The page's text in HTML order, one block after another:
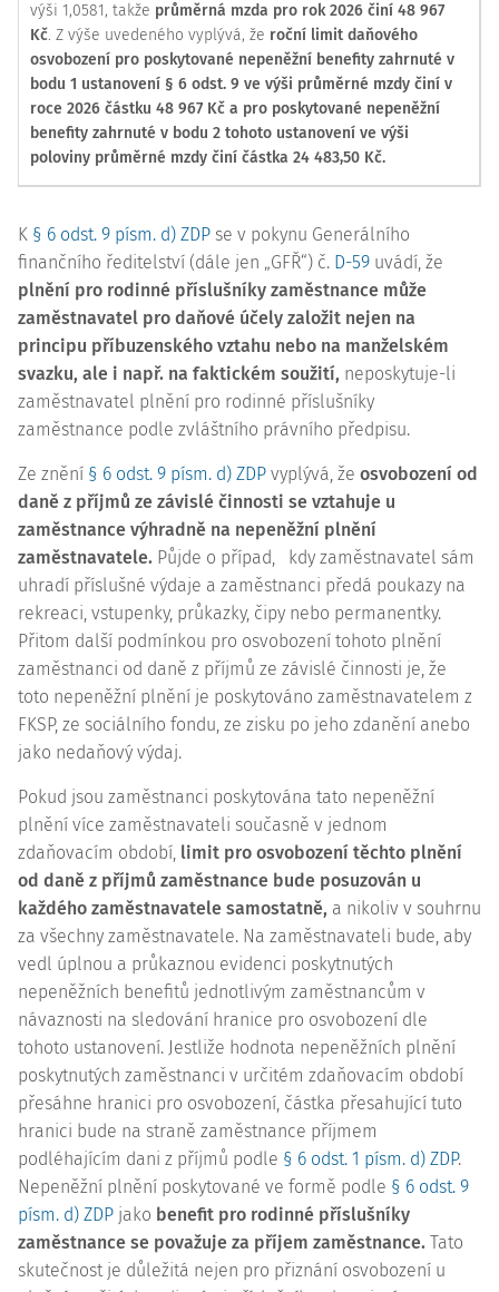
výši 1,0581, takže průměrná mzda pro rok 2026 činí 48 967
Kč. Z výše uvedeného vyplývá, že roční limit daňového
osvobození pro poskytované nepeněžní benefity zahrnuté v
bodu 1 ustanovení § 6 odst. 9 ve výši průměrné mzdy činí v
roce 2026 částku 48 967 Kč a pro poskytované nepeněžní
benefity zahrnuté v bodu 2 tohoto ustanovení ve výši
poloviny průměrné mzdy činí částka 24 483,50 Kč.
K § 6 odst. 9 písm. d) ZDP se v pokynu Generálního
finančního ředitelství (dále jen „GFŘ“) č. D-59 uvádí, že
plnění pro rodinné příslušníky zaměstnance může
zaměstnavatel pro daňové účely založit nejen na
principu příbuzenského vztahu nebo na manželském
svazku, ale i např. na faktickém soužití, neposkytuje-li
zaměstnavatel plnění pro rodinné příslušníky
zaměstnance podle zvláštního právního předpisu.
Ze znění § 6 odst. 9 písm. d) ZDP vyplývá, že osvobození od
daně z příjmů ze závislé činnosti se vztahuje u
zaměstnance výhradně na nepeněžní plnění
zaměstnavatele. Půjde o případ,
kdy zaměstnavatel sám
uhradí příslušné výdaje a zaměstnanci předá poukazy na
rekreaci, vstupenky, průkazky, čipy nebo permanentky.
Přitom další podmínkou pro osvobození tohoto plnění
zaměstnanci od daně z příjmů ze závislé činnosti je, že
toto nepeněžní plnění je poskytováno zaměstnavatelem z
FKSP, ze sociálního fondu, ze zisku po jeho zdanění anebo
jako nedaňový výdaj.
Pokud jsou zaměstnanci poskytována tato nepeněžní
plnění více zaměstnavateli současně v jednom
zdaňovacím období, limit pro osvobození těchto plnění
od daně z příjmů zaměstnance bude posuzován u
každého zaměstnavatele samostatně, a nikoliv v souhrnu
za všechny zaměstnavatele. Na zaměstnavateli bude, aby
vedl úplnou a průkaznou evidenci poskytnutých
nepeněžních benefitů jednotlivým zaměstnancům v
návaznosti na sledování hranice pro osvobození dle
tohoto ustanovení. Jestliže hodnota nepeněžních plnění
poskytnutých zaměstnanci v určitém zdaňovacím období
přesáhne hranici pro osvobození, částka přesahující tuto
hranici bude na straně zaměstnance příjmem
podléhajícím dani z příjmů podle § 6 odst. 1 písm. d) ZDP.
Nepeněžní plnění poskytované ve formě podle § 6 odst. 9
písm. d) ZDP jako benefit pro rodinné příslušníky
zaměstnance se považuje za příjem zaměstnance. Tato
skutečnost je důležitá nejen pro přiznání osvobození u